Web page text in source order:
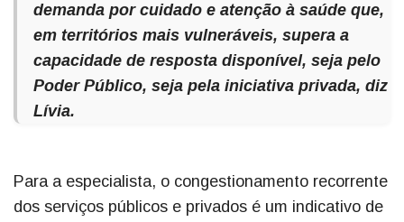
demanda por cuidado e atenção à saúde que,
em territórios mais vulneráveis, supera a
capacidade de resposta disponível, seja pelo
Poder Público, seja pela iniciativa privada, diz
Lívia.
Para a especialista, o congestionamento recorrente
dos serviços públicos e privados é um indicativo de